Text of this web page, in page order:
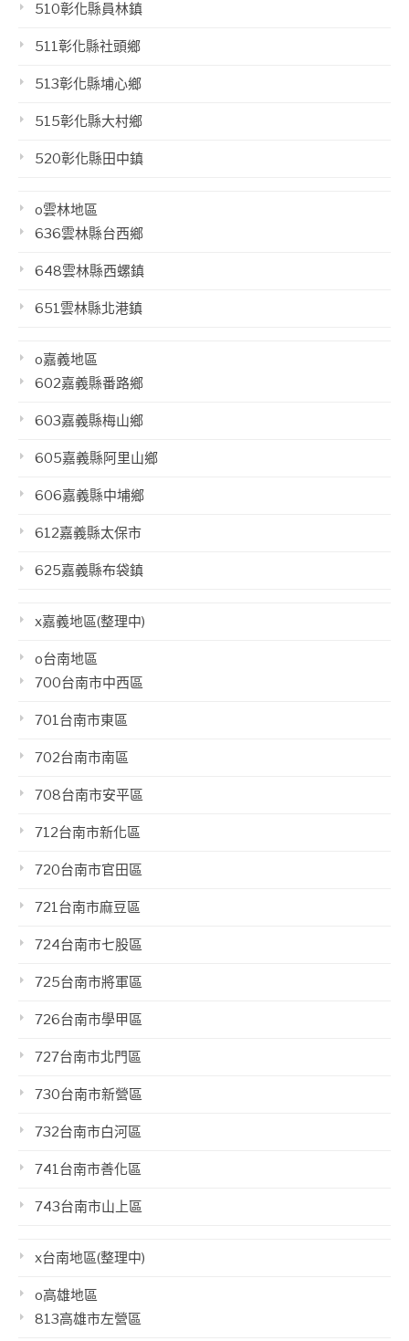
510彰化縣員林鎮
511彰化縣社頭鄉
513彰化縣埔心鄉
515彰化縣大村鄉
520彰化縣田中鎮
o雲林地區
636雲林縣台西鄉
648雲林縣西螺鎮
651雲林縣北港鎮
o嘉義地區
602嘉義縣番路鄉
603嘉義縣梅山鄉
605嘉義縣阿里山鄉
606嘉義縣中埔鄉
612嘉義縣太保市
625嘉義縣布袋鎮
x嘉義地區(整理中)
o台南地區
700台南市中西區
701台南市東區
702台南市南區
708台南市安平區
712台南市新化區
720台南市官田區
721台南市麻豆區
724台南市七股區
725台南市將軍區
726台南市學甲區
727台南市北門區
730台南市新營區
732台南市白河區
741台南市善化區
743台南市山上區
x台南地區(整理中)
o高雄地區
813高雄市左營區